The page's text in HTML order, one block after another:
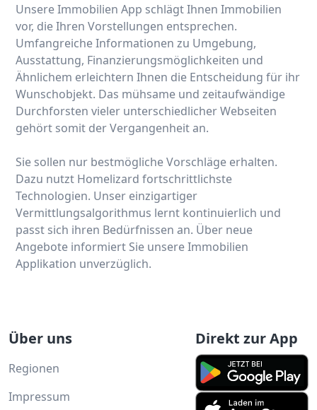
Unsere Immobilien App schlägt Ihnen Immobilien
vor, die Ihren Vorstellungen entsprechen.
Umfangreiche Informationen zu Umgebung,
Ausstattung, Finanzierungsmöglichkeiten und
Ähnlichem erleichtern Ihnen die Entscheidung für ihr
Wunschobjekt. Das mühsame und zeitaufwändige
Durchforsten vieler unterschiedlicher Webseiten
gehört somit der Vergangenheit an.
Sie sollen nur bestmögliche Vorschläge erhalten.
Dazu nutzt Homelizard fortschrittlichste
Technologien. Unser einzigartiger
Vermittlungsalgorithmus lernt kontinuierlich und
passt sich ihren Bedürfnissen an. Über neue
Angebote informiert Sie unsere Immobilien
Applikation unverzüglich.
Über uns
Regionen
Impressum
Direkt zur App